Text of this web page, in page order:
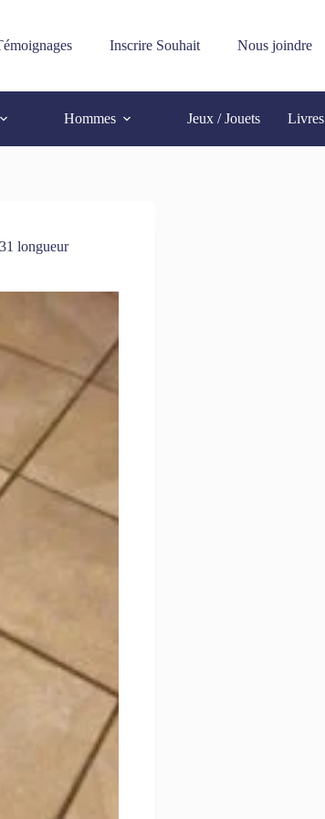
Inscrire Souhait Nous joindre
Hommes Jeux / Jouets Livres
longueur